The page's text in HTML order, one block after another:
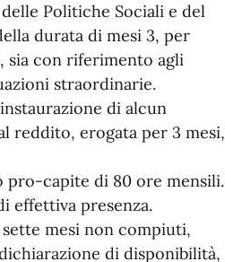
delle Politiche Sociali e del
durata di mesi 3, per
sia con riferimento agli
straordinarie.
di alcun
reddito, erogata per 3 mesi,
pro-capite di 80 ore mensili.
effettiva presenza.
mesi non compiuti,
di disponibilità,